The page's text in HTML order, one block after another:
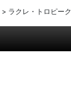
> ラクレ・トロピーク